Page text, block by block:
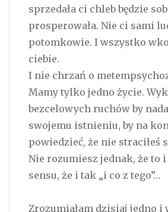
sprzedała ci chleb będzie
prosperowała. Nie ci sami
potomkowie. I wszystko
ciebie.
I nie chrzań o
Mamy tylko jedno życie.
bezcelowych ruchów by
swojemu istnieniu, by na
powiedzieć, że nie straciłeś
Nie rozumiesz jednak, że to
sensu, że i tak „i co z tego”…
Zrozumiałam dzisiaj jedno i